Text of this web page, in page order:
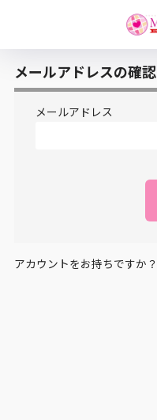
メールアドレスの確認
メールアドレス
アカウントをお持ちですか？